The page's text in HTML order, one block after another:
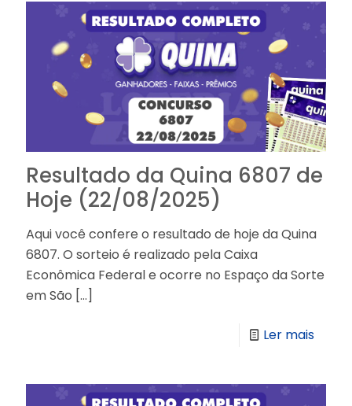
Resultado da Quina 6807 de
Hoje (22/08/2025)
Aqui você confere o resultado de hoje da Quina
6807. O sorteio é realizado pela Caixa
Econômica Federal e ocorre no Espaço da Sorte
em São […]
Ler mais